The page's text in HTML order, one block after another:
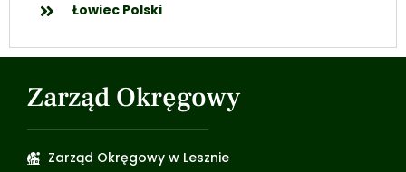
Łowiec Polski
Zarząd Okręgowy
Zarząd Okręgowy w Lesznie